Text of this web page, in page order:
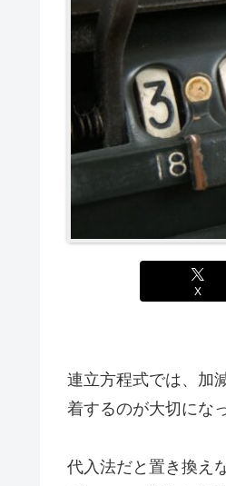
X
連立方程式では、加
着するのが大切にな
代入法だと置き換え